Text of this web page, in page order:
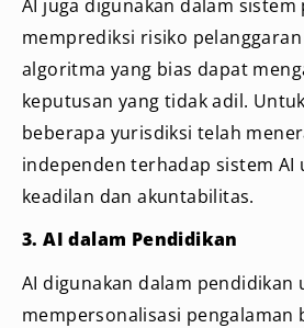
AI juga digunakan dalam
memprediksi risiko
algoritma yang bias dapat
keputusan yang tidak adil.
beberapa yurisdiksi telah
independen terhadap sistem AI
keadilan dan akuntabilitas.
3. AI dalam Pendidikan
AI digunakan dalam pendidikan
mempersonalisasi pengalaman